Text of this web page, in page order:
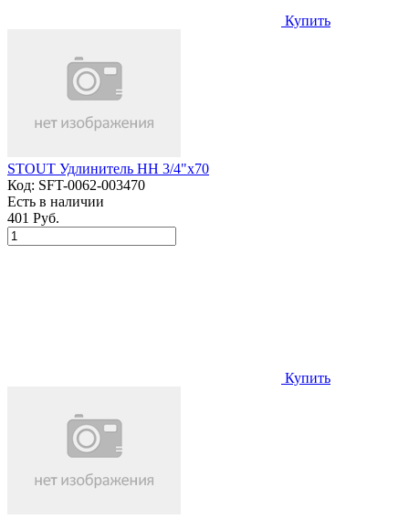
Купить
STOUT Удлинитель НН 3/4"x70
Код: SFT-0062-003470
Есть в наличии
401 Руб.
Купить